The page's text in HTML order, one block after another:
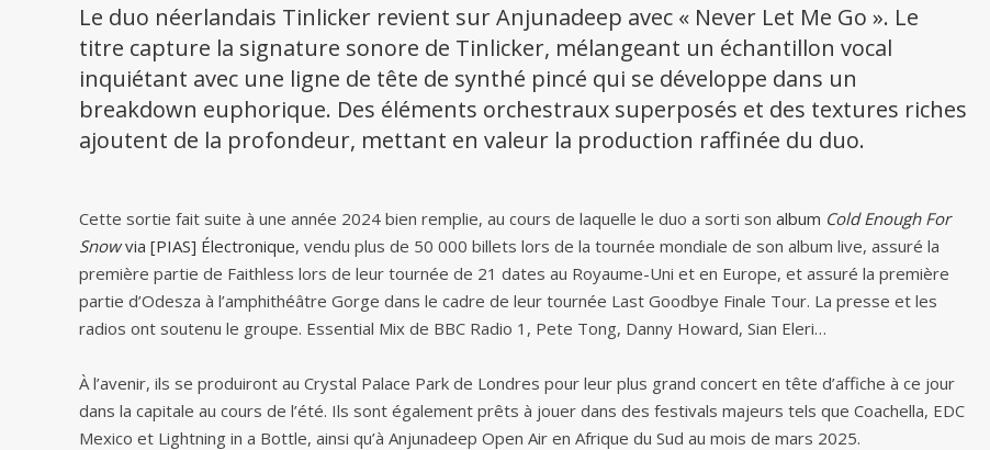
Le duo néerlandais Tinlicker revient sur Anjunadeep avec « Never Let Me Go ». Le
titre capture la signature sonore de Tinlicker, mélangeant un échantillon vocal
inquiétant avec une ligne de tête de synthé pincé qui se développe dans un
breakdown euphorique. Des éléments orchestraux superposés et des textures riches
ajoutent de la profondeur, mettant en valeur la production raffinée du duo.
Cette sortie fait suite à une année 2024 bien remplie, au cours de laquelle le duo a sorti son album Cold Enough For
Snowvia [PIAS] Électronique, vendu plus de 50 000 billets lors de la tournée mondiale de son album live, assuré la
première partie de Faithless lors de leur tournée de 21 dates au Royaume-Uni et en Europe, et assuré la première
partie d’Odesza à l’amphithéâtre Gorge dans le cadre de leur tournée Last Goodbye Finale Tour. La presse et les
radios ont soutenu le groupe. Essential Mix de BBC Radio 1, Pete Tong, Danny Howard, Sian Eleri…
À l’avenir, ils se produiront au Crystal Palace Park de Londres pour leur plus grand concert en tête d’affiche à ce jour
dans la capitale au cours de l’été. Ils sont également prêts à jouer dans des festivals majeurs tels que Coachella, EDC
Mexico et Lightning in a Bottle, ainsi qu’à Anjunadeep Open Air en Afrique du Sud au mois de mars 2025.